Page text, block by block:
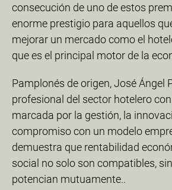
consecución de uno de estos
enorme prestigio para aquellos
mejorar un mercado como el
que es el principal motor de la
Pamplonés de origen, José Ángel
profesional del sector hotelero
marcada por la gestión, la
compromiso con un modelo
demuestra que rentabilidad
social no solo son compatibles,
potencian mutuamente..